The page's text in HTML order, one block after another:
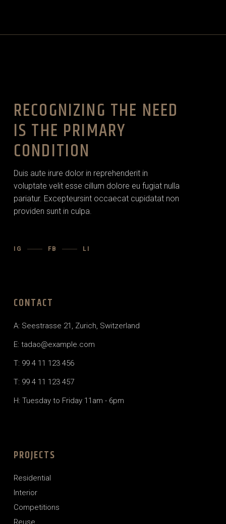
RECOGNIZING THE NEED
IS THE PRIMARY
CONDITION
Duis aute irure dolor in reprehenderit in
voluptate velit esse cillum dolore eu fugiat nulla
pariatur. Excepteursint occaecat cupidatat non
providen sunt in culpa.
IG FB LI
CONTACT
A: Seestrasse 21, Zurich, Switzerland
E: tadao@example.com
T: 99 4 11 123 456
T: 99 4 11 123 457
H: Tuesday to Friday 11am - 6pm
PROJECTS
Residential
Interior
Competitions
Reuse